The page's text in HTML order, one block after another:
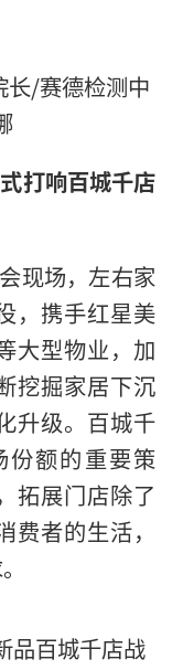
长/赛德检测中
打响百城千店
现场，左右家
，携手红星美
大型物业，加
挖掘家居下沉
升级。百城千
份额的重要策
拓展门店除了
费者的生活，
品百城千店战